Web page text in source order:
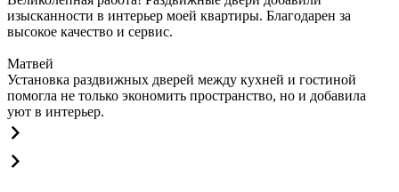
изысканности в интерьер моей квартиры. Благодарен за
высокое качество и сервис.
Матвей
Установка раздвижных дверей между кухней и гостиной
помогла не только экономить пространство, но и добавила
уют в интерьер.